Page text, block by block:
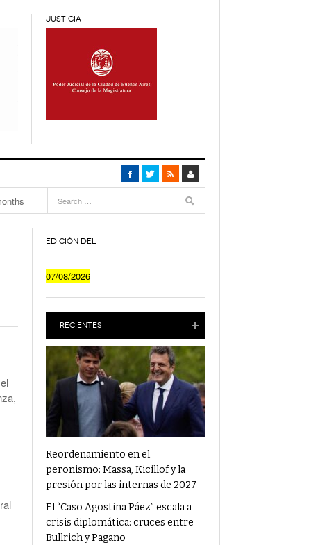
JUSTICIA
Anuncian Obras Para Las Escuelas Del Delta
¿Qué Alimentos Te Pueden Cambiar El
Condenaron Al Ex Marido De Julieta Prandi A
19 Años De Cárcel Por Abuso Sexual
Ajuste En Discapacidad: Organizaciones
Denunciaron Al Gobierno Ante La ONU
- 4
EDICIÓN DEL
07/08/2026
RECIENTES
Reordenamiento en el
peronismo: Massa, Kicillof y la
presión por las internas de 2027
El “Caso Agostina Páez” escala a
crisis diplomática: cruces entre
Bullrich y Pagano